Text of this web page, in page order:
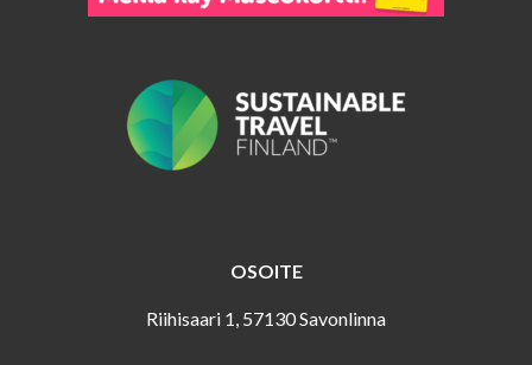
OSOITE
Riihisaari 1, 57130 Savonlinna